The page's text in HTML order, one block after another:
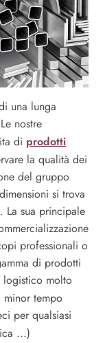
una lunga
nostre
di prodotti
la qualità dei
del gruppo
si trova
La sua principale
professionali o
di prodotti
logistico molto
tempo
per qualsiasi
...)